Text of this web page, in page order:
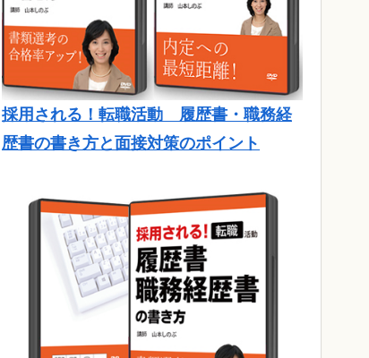
採用される！転職活動 履歴書・職務経
歴書の書き方と面接対策のポイント